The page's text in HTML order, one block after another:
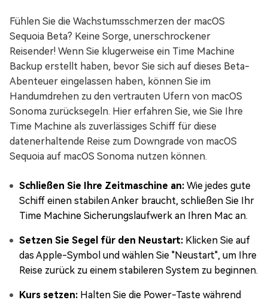
Fühlen Sie die Wachstumsschmerzen der macOS
Sequoia Beta? Keine Sorge, unerschrockener
Reisender! Wenn Sie klugerweise ein Time Machine
Backup erstellt haben, bevor Sie sich auf dieses Beta-
Abenteuer eingelassen haben, können Sie im
Handumdrehen zu den vertrauten Ufern von macOS
Sonoma zurücksegeln. Hier erfahren Sie, wie Sie Ihre
Time Machine als zuverlässiges Schiff für diese
datenerhaltende Reise zum Downgrade von macOS
Sequoia auf macOS Sonoma nutzen können.
Schließen Sie Ihre Zeitmaschine an: Wie jedes gute
Schiff einen stabilen Anker braucht, schließen Sie Ihr
Time Machine Sicherungslaufwerk an Ihren Mac an.
Setzen Sie Segel für den Neustart: Klicken Sie auf
das Apple-Symbol und wählen Sie "Neustart", um Ihre
Reise zurück zu einem stabileren System zu beginnen.
Kurs setzen: Halten Sie die Power-Taste während